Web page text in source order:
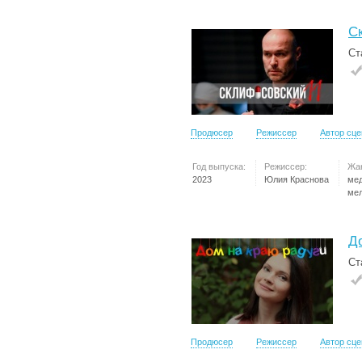
Продюсер Режиссер Автор
Год выпуска:
2023
Режиссер:
Юлия Краснова
Продюсер Режиссер Автор